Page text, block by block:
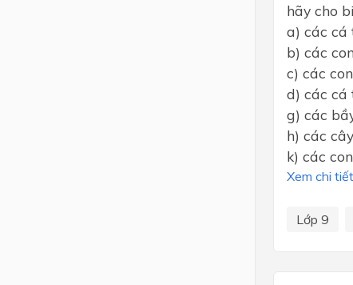
hãy cho
a) các cá
b) các
c) các
d) các cá
g) các
h) các
k) các
Xem chi tiết
Lớp 9